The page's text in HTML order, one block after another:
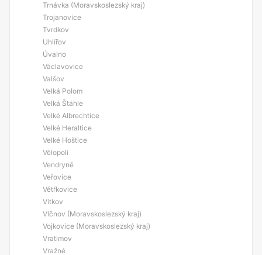
Trnávka (Moravskoslezský kraj)
Trojanovice
Tvrdkov
Uhlířov
Úvalno
Václavovice
Valšov
Velká Polom
Velká Štáhle
Velké Albrechtice
Velké Heraltice
Velké Hoštice
Vělopolí
Vendryně
Veřovice
Větřkovice
Vítkov
Vlčnov (Moravskoslezský kraj)
Vojkovice (Moravskoslezský kraj)
Vratimov
Vražné